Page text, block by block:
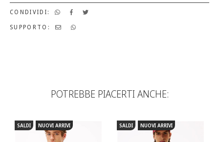
CONDIVIDI:
SUPPORTO:
POTREBBE PIACERTI ANCHE:
SALDI NUOVI ARRIVI SALDI NUOVI ARRIVI